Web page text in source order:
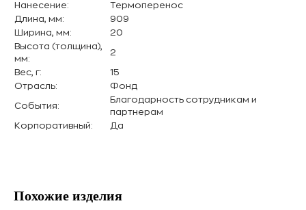
Нанесение:
Термоперенос
Длина, мм:
909
Ширина, мм:
20
Высота (толщина),
мм:
2
Вес, г:
15
Отрасль:
Фонд
События:
Благодарность сотрудникам и
партнерам
Корпоративный:
Да
Похожие изделия